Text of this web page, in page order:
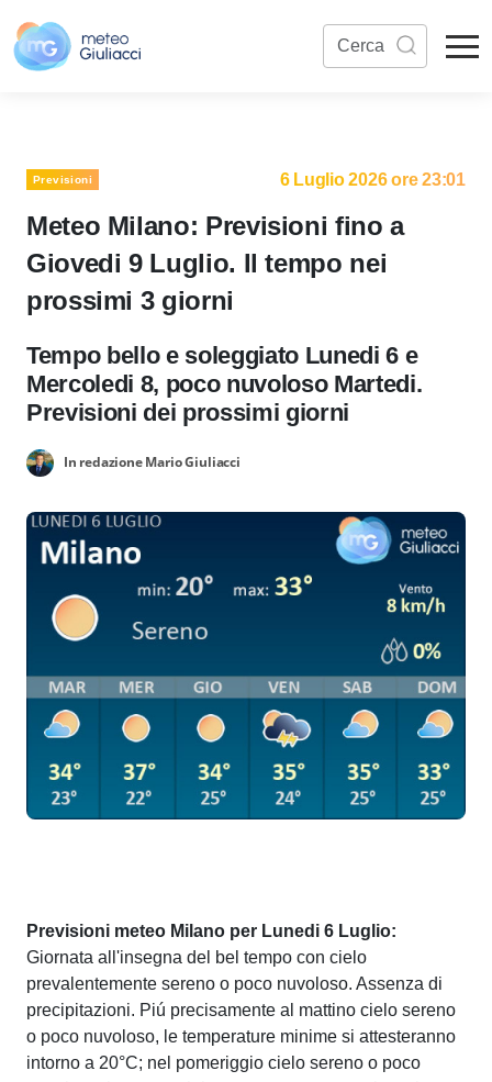
Previsioni 6 Luglio 2026 ore 23:01
Meteo Milano: Previsioni fino a
Giovedi 9 Luglio. Il tempo nei
prossimi 3 giorni
Tempo bello e soleggiato Lunedi 6 e
Mercoledi 8, poco nuvoloso Martedi.
Previsioni dei prossimi giorni
In redazione Mario Giuliacci
Previsioni meteo Milano per Lunedi 6 Luglio:
Giornata all'insegna del bel tempo con cielo
prevalentemente sereno o poco nuvoloso. Assenza di
precipitazioni. Piú precisamente al mattino cielo sereno
o poco nuvoloso, le temperature minime si attesteranno
intorno a 20°C; nel pomeriggio cielo sereno o poco